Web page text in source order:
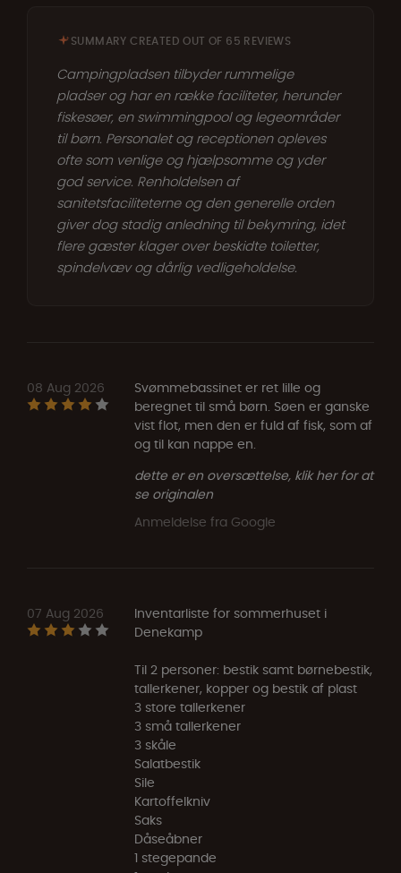
SUMMARY CREATED OUT OF 65 REVIEWS
Campingpladsen tilbyder rummelige
pladser og har en række faciliteter, herunder
fiskesøer, en swimmingpool og legeområder
til børn. Personalet og receptionen opleves
ofte som venlige og hjælpsomme og yder
god service. Renholdelsen af
sanitetsfaciliteterne og den generelle orden
giver dog stadig anledning til bekymring, idet
flere gæster klager over beskidte toiletter,
spindelvæv og dårlig vedligeholdelse.
08 Aug 2026
Svømmebassinet er ret lille og
beregnet til små børn. Søen er ganske
vist flot, men den er fuld af fisk, som af
og til kan nappe en.
dette er en oversættelse, klik her for at
se originalen
Anmeldelse fra Google
07 Aug 2026
Inventarliste for sommerhuset i
Denekamp
Til 2 personer: bestik samt børnebestik,
tallerkener, kopper og bestik af plast
3 store tallerkener
3 små tallerkener
3 skåle
Salatbestik
Sile
Kartoffelkniv
Saks
Dåseåbner
1 stegepande